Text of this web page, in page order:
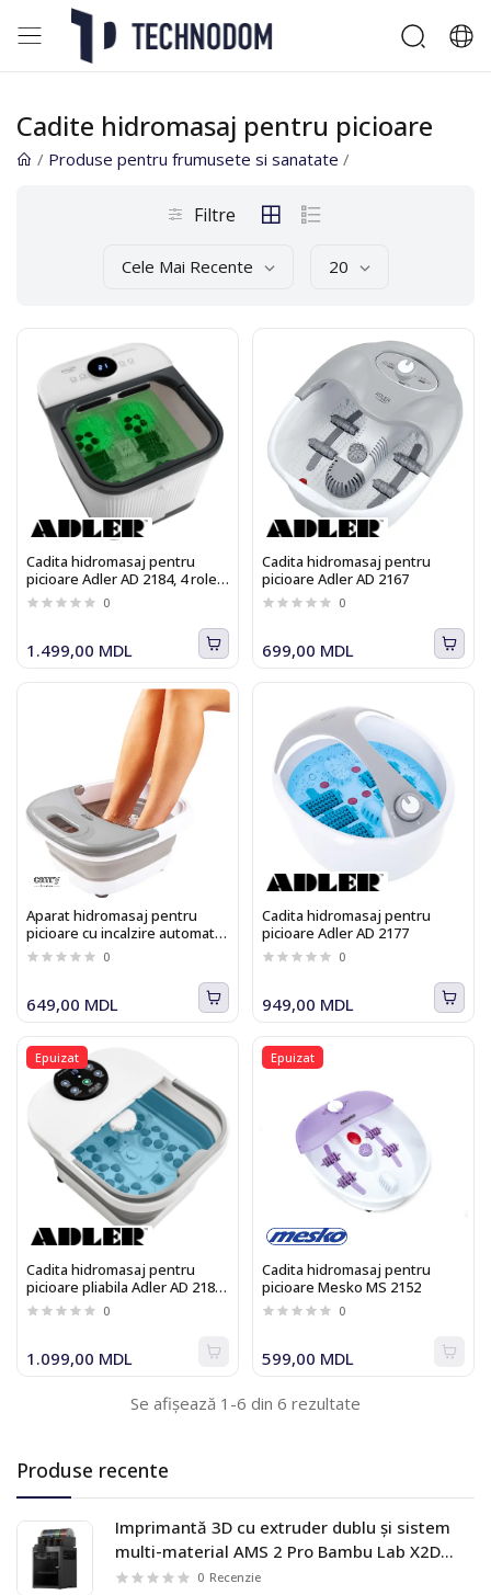
Produse recente
Imprimantă 3D cu extruder dublu și sistem
multi-material AMS 2 Pro Bambu Lab X2D
Combo
0 Recenzie
Cadite hidromasaj pentru picioare
/ Produse pentru frumusete si sanatate /
Filtre
Cele Mai Recente 20
Cadita hidromasaj pentru
picioare Adler AD 2184, 4 role +
4 noduri de masaj, încălzire a
apei până la 48 °C
0
1.499,00 MDL
Cadita hidromasaj pentru
picioare Adler AD 2167
0
699,00 MDL
Aparat hidromasaj pentru
picioare cu incalzire automata
si vibratii, pliabil Camry CR
2174
0
649,00 MDL
Cadita hidromasaj pentru
picioare Adler AD 2177
0
949,00 MDL
Epuizat
Cadita hidromasaj pentru
picioare pliabila Adler AD 2182
cu masaj mecanic, încălzirea
apei și iluminare LED
0
1.099,00 MDL
Epuizat
Cadita hidromasaj pentru
picioare Mesko MS 2152
0
599,00 MDL
Se afișează 1-6 din 6 rezultate